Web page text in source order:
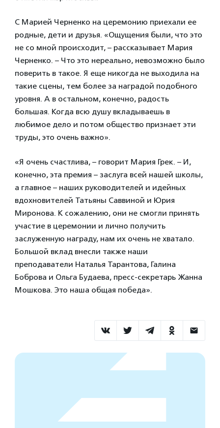
С Марией Черненко на церемонию приехали ее
родные, дети и друзья. «Ощущения были, что это
не со мной происходит, – рассказывает Мария
Черненко. – Что это нереально, невозможно было
поверить в такое. Я еще никогда не выходила на
такие сцены, тем более за наградой подобного
уровня. А в остальном, конечно, радость
большая. Когда всю душу вкладываешь в
любимое дело и потом общество признает эти
труды, это очень важно».
«Я очень счастлива, – говорит Мария Грек. – И,
конечно, эта премия – заслуга всей нашей школы,
а главное – наших руководителей и идейных
вдохновителей Татьяны Саввиной и Юрия
Миронова. К сожалению, они не смогли принять
участие в церемонии и лично получить
заслуженную награду, нам их очень не хватало.
Большой вклад внесли также наши
преподаватели Наталья Тарантова, Галина
Боброва и Ольга Будаева, пресс-секретарь Жанна
Мошкова. Это наша общая победа».